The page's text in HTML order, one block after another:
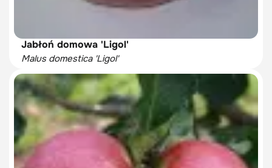
Jabłoń domowa 'Ligol'
Malus domestica 'Ligol'